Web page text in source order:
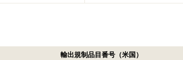
輸出規制品目番号（米国）